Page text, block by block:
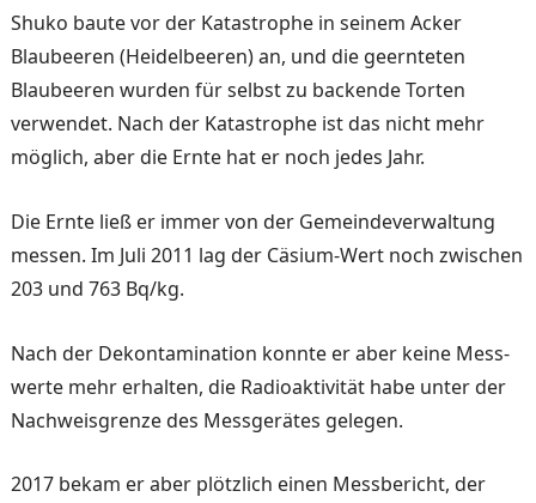
Shuko baute vor der Katastro­phe in seinem Acker
Blaubee­ren (Heidelbeeren) an, und die geernteten
Blaubeeren wurden für selbst zu backende Torten
verwendet. Nach der Kata­strophe ist das nicht mehr
möglich, aber die Ernte hat er noch jedes Jahr.
Die Ernte ließ er immer von der Gemeindeverwaltung
mes­sen. Im Juli 2011 lag der Cäsium-Wert noch zwischen
203 und 763 Bq/kg.
Nach der Dekontamination konnte er aber keine Mess­
werte mehr erhalten, die Ra­dioaktivität habe unter der
Nachweisgrenze des Messge­rätes gelegen.
2017 bekam er aber plötzlich einen Messbericht, der